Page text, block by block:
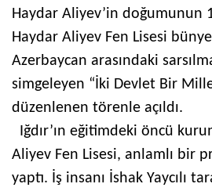
Haydar Aliyev’in doğumunun
Haydar Aliyev Fen Lisesi
Azerbaycan arasındaki
simgeleyen “İki Devlet Bir
düzenlenen törenle açıldı.
Iğdır’ın eğitimdeki öncü
Aliyev Fen Lisesi, anlamlı bir
yaptı. İş insanı İshak Yaycılı